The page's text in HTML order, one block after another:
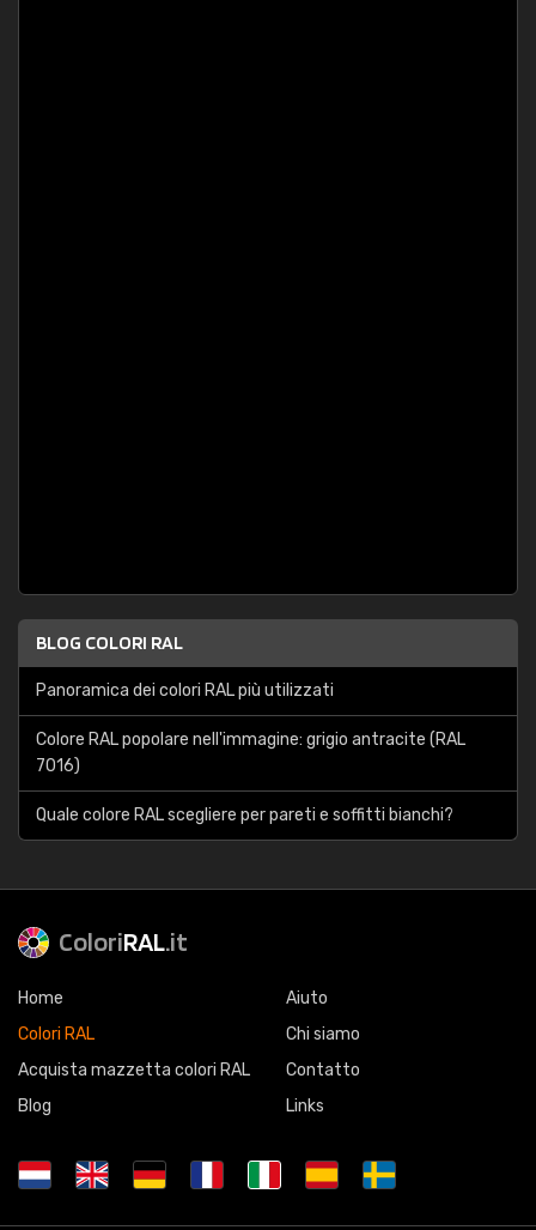
BLOG COLORI RAL
Panoramica dei colori RAL più utilizzati
Colore RAL popolare nell'immagine: grigio antracite (RAL
7016)
Quale colore RAL scegliere per pareti e soffitti bianchi?
ColoriRAL.it
Home
Colori RAL
Acquista mazzetta colori RAL
Blog
Aiuto
Chi siamo
Contatto
Links